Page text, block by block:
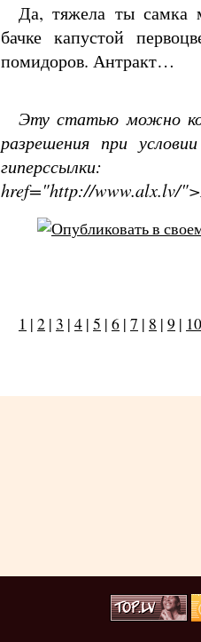
Да, тяжела ты самка
бачке капустой
помидоров. Антракт…
Эту статью можно
разрешения при
href="http://www.alx.lv/
1 | 2 | 3 | 4 | 5 | 6 | 7 | 8 | 9 | 10